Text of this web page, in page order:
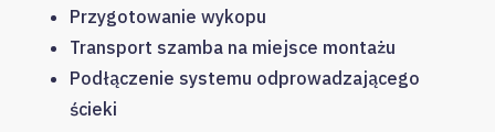
Przygotowanie wykopu
Transport szamba na miejsce montażu
Podłączenie systemu odprowadzającego
ścieki